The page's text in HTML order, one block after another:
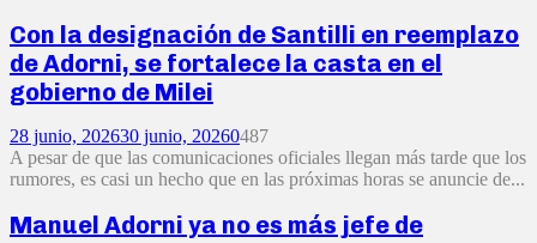
Con la designación de Santilli en reemplazo
de Adorni, se fortalece la casta en el
gobierno de Milei
28 junio, 202630 junio, 20260487
A pesar de que las comunicaciones oficiales llegan más tarde que los
rumores, es casi un hecho que en las próximas horas se anuncie de...
Manuel Adorni ya no es más jefe de